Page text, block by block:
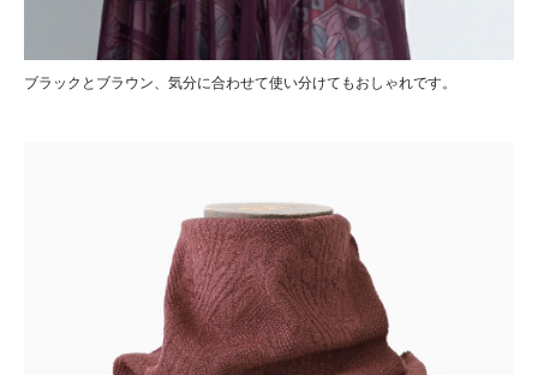
ブラックとブラウン、気分に合わせて使い分けてもおしゃれです。